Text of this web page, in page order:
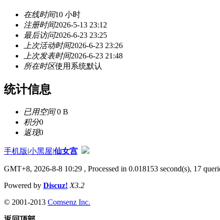
在线时间10 小时
注册时间2026-5-13 23:12
最后访问2026-6-23 23:25
上次活动时间2026-6-23 23:26
上次发表时间2026-6-23 21:48
所在时区使用系统默认
统计信息
已用空间0 B
积分0
返现0
手机版|小黑屋|仙女宫
GMT+8, 2026-8-8 10:29 , Processed in 0.018153 second(s), 17
Powered by Discuz! X3.2
© 2001-2013 Comsenz Inc.